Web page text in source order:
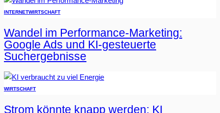
INTERNETWIRTSCHAFT
Wandel im Performance-Marketing:
Google Ads und KI-gesteuerte
Suchergebnisse
WIRTSCHAFT
Strom könnte knapp werden: KI